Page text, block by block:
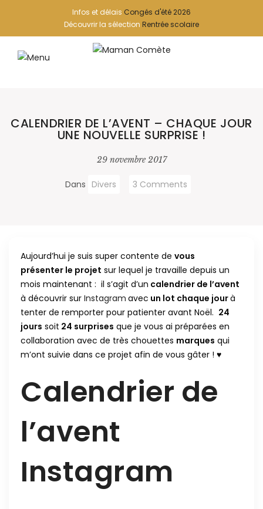
Infos et délais Congés d'été 2026
Découvrir la sélection Rentrée scolaire
CALENDRIER DE L’AVENT – CHAQUE JOUR
UNE NOUVELLE SURPRISE !
29 novembre 2017
Dans Divers 3 Comments
Aujourd’hui je suis super contente de vous
présenter le projet sur lequel je travaille depuis un
mois maintenant : il s’agit d’un calendrier de l’avent
à découvrir sur Instagram avec un lot chaque jourà
tenter de remporter pour patienter avant Noël. 24
jours soit 24 surprises que je vous ai préparées en
collaboration avec de très chouettes marques qui
m’ont suivie dans ce projet afin de vous gâter ! ♥
Calendrier de
l’avent
Instagram